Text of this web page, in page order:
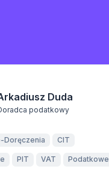
Duda
podatkowy
Doręczenia CIT
PIT VAT Podatkowe